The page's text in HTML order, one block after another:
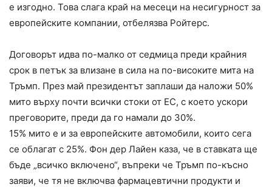
е изгодно. Това слага край на месеци на несигурност за
европейските компании, отбелязва Ройтерс.
Договорът идва по-малко от седмица преди крайния
срок в петък за влизане в сила на по-високите мита на
Тръмп. През май президентът заплаши да наложи 50%
мито върху почти всички стоки от ЕС, с което ускори
преговорите, преди да го намали до 30%.
15% мито е и за европейските автомобили, които сега
се облагат с 25%. Фон дер Лайен каза, че в ставката ще
бъде „всичко включено“, въпреки че Тръмп по-късно
заяви, че тя не включва фармацевтични продукти и